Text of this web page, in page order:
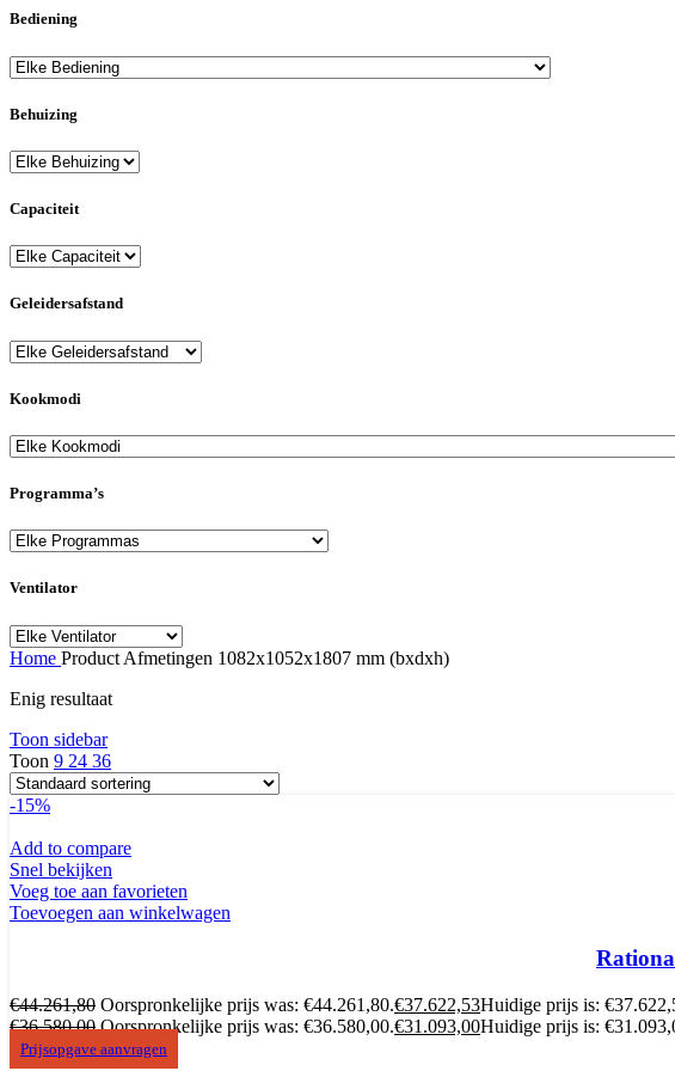
Bediening
Behuizing
Capaciteit
Geleidersafstand
Kookmodi
Programma’s
Ventilator
Home Product Afmetingen 1082x1052x1807 mm (bxdxh)
Enig resultaat
Toon sidebar
Toon 9 24 36
-15%
Add to compare
Snel bekijken
Voeg toe aan favorieten
Toevoegen aan winkelwagen
€44.261,80 Oorspronkelijke prijs was: €44.261,80.€37.622,53Huidige prijs is:
€36.580,00 Oorspronkelijke prijs was: €36.580,00.€31.093,00Huidige prijs is:
Prijsopgave aanvragen